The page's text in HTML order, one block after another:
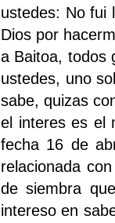
ustedes: No fui
Dios por
a Baitoa, todos
ustedes, uno
sabe, quizas
el interes es el
fecha 16 de
relacionada
de siembra
intereso en